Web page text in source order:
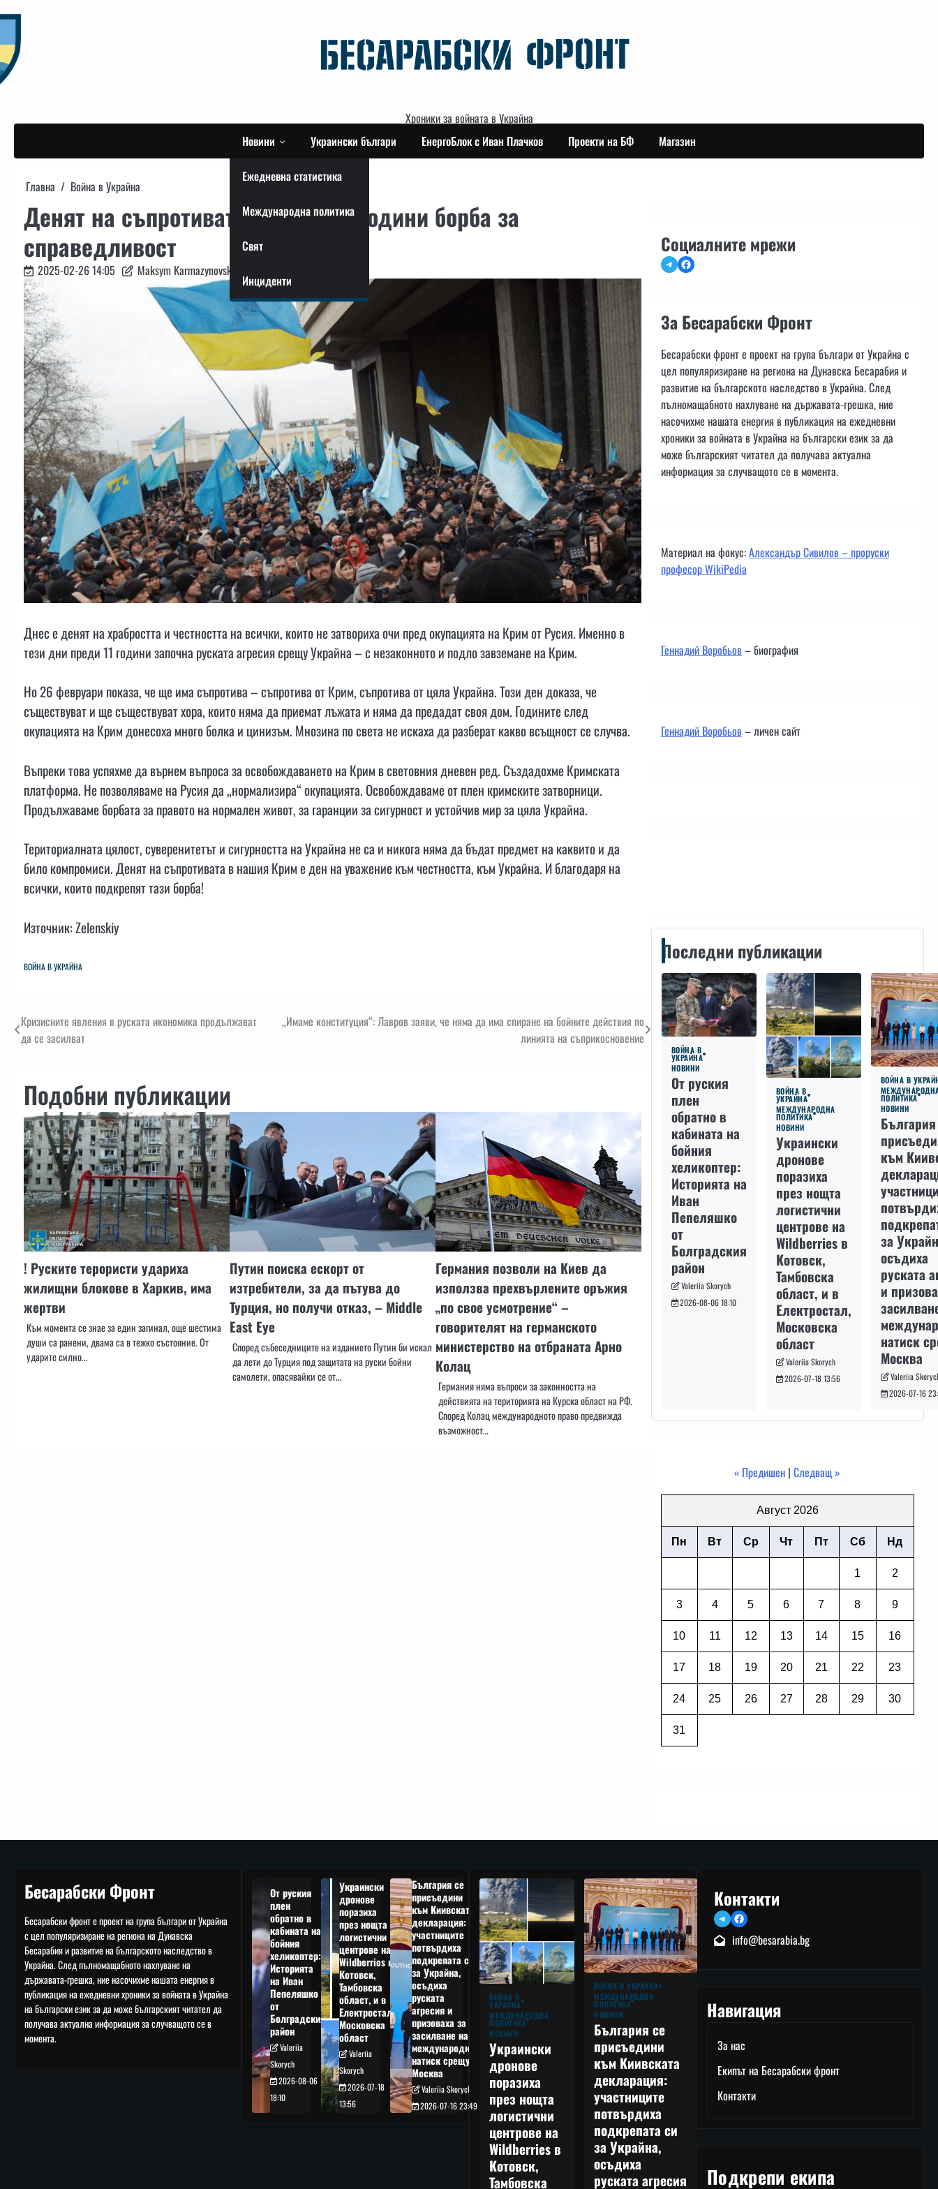
to
content
Хроники за войната в Украйна
Новини
Ежедневна статистика
Международна политика
Свят
Инциденти
Украински българи ЕнергоБлок с Иван Плачков Проекти на БФ Магазин
Главна Война в Украйна
Денят на съпротивата в Крим: 11 години борба за
справедливост
2025-02-26 14:05 Maksym Karmazynovskyi
Днес е денят на храбростта и честността на всички, които не затвориха очи пред окупацията на Крим от Русия. Именно в
тези дни преди 11 години започна руската агресия срещу Украйна – с незаконното и подло завземане на Крим.
Но 26 февруари показа, че ще има съпротива – съпротива от Крим, съпротива от цяла Украйна. Този ден доказа, че
съществуват и ще съществуват хора, които няма да приемат лъжата и няма да предадат своя дом. Годините след
окупацията на Крим донесоха много болка и цинизъм. Мнозина по света не искаха да разберат какво всъщност се случва.
Въпреки това успяхме да върнем въпроса за освобождаването на Крим в световния дневен ред. Създадохме Кримската
платформа. Не позволяваме на Русия да „нормализира“ окупацията. Освобождаваме от плен кримските затворници.
Продължаваме борбата за правото на нормален живот, за гаранции за сигурност и устойчив мир за цяла Украйна.
Териториалната цялост, суверенитетът и сигурността на Украйна не са и никога няма да бъдат предмет на каквито и да
било компромиси. Денят на съпротивата в нашия Крим е ден на уважение към честността, към Украйна. И благодаря на
всички, които подкрепят тази борба!
Източник: Zelenskiy
ВОЙНА В УКРАЙНА
Навигация
Кризисните явления в руската икономика продължават
да се засилват
„Имаме конституция“: Лавров заяви, че няма да има спиране на бойните действия по
линията на съприкосновение
Подобни публикации
! Руските терористи удариха
жилищни блокове в Харкив, има
жертви
Към момента се знае за един загинал, още шестима
души са ранени, двама са в тежко състояние. От
ударите силно…
Путин поиска ескорт от
изтребители, за да пътува до
Турция, но получи отказ, – Middle
East Eye
Според събеседниците на изданието Путин би искал
да лети до Турция под защитата на руски бойни
самолети, опасявайки се от…
Германия позволи на Киев да
използва прехвърлените оръжия
„по свое усмотрение“ –
говорителят на германското
министерство на отбраната Арно
Колац
Германия няма въпроси за законността на
действията на територията на Курска област на РФ.
Според Колац международното право предвижда
възможност…
Социалните мрежи
TelegramFacebook
За Бесарабски Фронт
Бесарабски фронт е проект на група българи от Украйна с
цел популяризиране на региона на Дунавска Бесарабия и
развитие на българското наследство в Украйна. След
пълномащабното нахлуване на държавата-грешка, ние
насочихме нашата енергия в публикация на ежедневни
хроники за войната в Украйна на български език за да
може българският читател да получава актуална
информация за случващото се в момента.
Материал на фокус:Александър Сивилов – проруски
професор WikiPedia
Геннадий Воробьов– биография
Геннадий Воробьов– личен сайт
Последни публикации
ВОЙНА В
УКРАЙНА
НОВИНИ
От руския
плен
обратно в
кабината на
бойния
хеликоптер:
Историята на
Иван
Пепеляшко
от
Болградския
район
Valeriia Skorych
2026-08-06 18:10
ВОЙНА В
УКРАЙНА
МЕЖДУНАРОДНА
ПОЛИТИКА
НОВИНИ
Украински
дронове
поразиха
през нощта
логистични
центрове на
Wildberries в
Котовск,
Тамбовска
област, и в
Електростал,
Московска
област
Valeriia Skorych
2026-07-18 13:56
ВОЙНА В
ПОЛИТИКА
НОВИНИ
към
за
осъдиха
руската
и
натиск
Москва
Valeriia
2026-07-16
« Предишен |Следващ »
Август 2026
Пн Вт Ср Чт Пт Сб Нд
1 2
3 4 5 6 7 8 9
10 11 12 13 14 15 16
17 18 19 20 21 22 23
24 25 26 27 28 29 30
31
Бесарабски Фронт
Бесарабски фронт е проект на група българи от Украйна
с цел популяризиране на региона на Дунавска
Бесарабия и развитие на българското наследство в
Украйна. След пълномащабното нахлуване на
държавата-грешка, ние насочихме нашата енергия в
публикация на ежедневни хроники за войната в Украйна
на български език за да може българският читател да
получава актуална информация за случващото се в
момента.
От руския
плен
обратно в
кабината на
бойния
хеликоптер:
Историята
на Иван
Пепеляшко
от
Болградския
район
Valeriia
Skorych
2026-08-06
18:10
Украински
дронове
поразиха
през нощта
логистични
центрове на
Wildberries в
Котовск,
Тамбовска
област, и в
Електростал,
Московска
област
Valeriia
Skorych
2026-07-18
13:56
България се
присъедини
към Киивската
декларация:
участниците
потвърдиха
подкрепата си
за Украйна,
осъдиха
руската
агресия и
призоваха за
засилване на
международния
натиск срещу
Москва
Valeriia Skorych
2026-07-16 23:49
ВОЙНА В
УКРАЙНА
МЕЖДУНАРОДНА
ПОЛИТИКА
НОВИНИ
Украински
дронове
поразиха
през нощта
логистични
центрове на
Wildberries в
Котовск,
Тамбовска
ВОЙНА В УКРАЙНА
МЕЖДУНАРОДНА
ПОЛИТИКА
НОВИНИ
България се
присъедини
към Киивската
декларация:
участниците
потвърдиха
подкрепата си
за Украйна,
осъдиха
руската агресия
Контакти
TelegramFacebook
info@besarabia.bg
Навигация
За нас
Екипът на Бесарабски фронт
Контакти
Подкрепи екипа